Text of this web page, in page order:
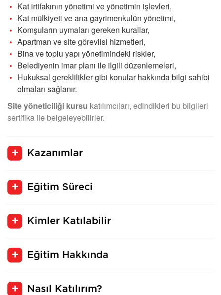
Kat irtifakının yönetimi ve yönetimin işlevleri,
Kat mülkiyeti ve ana gayrimenkulün yönetimi,
Komşuların uymaları gereken kurallar,
Apartman ve site görevlisi hizmetleri,
Bina ve toplu yapı yönetimindeki riskler,
Belediyenin imar planı ile ilgili düzenlemeleri,
Hukuksal gereklilikler gibi konular hakkında bilgi sahibi
olmaları sağlanır.
Site yöneticiliği kursu katılımcıları, edindikleri bu bilgileri
sertifika ile belgeleyebilirler.
Kazanımlar
Eğitim Süreci
Kimler Katılabilir
Eğitim Hakkında
Nasıl Katılırım?